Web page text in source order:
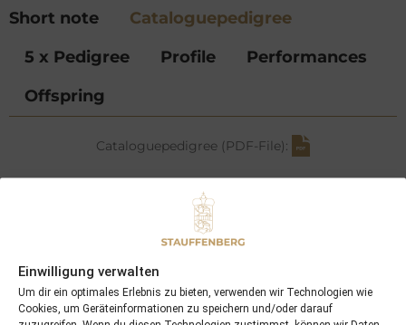
Einwilligung verwalten
Um dir ein optimales Erlebnis zu bieten, verwenden wir Technologien wie
Cookies, um Geräteinformationen zu speichern und/oder darauf
Short note
Cataloguepedigree
5 x Pedigree
Profile
Performances
Offspring
Cataloguepedigree (PDF-File):
Lomitas
La Dorada